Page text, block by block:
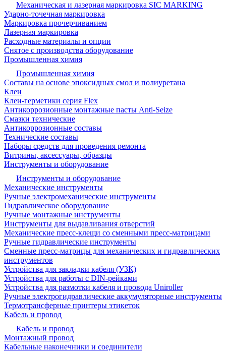
Механическая и лазерная маркировка SIC MARKING
Ударно-точечная маркировка
Маркировка прочерчиванием
Лазерная маркировка
Расходные материалы и опции
Снятое с производства оборудование
Промышленная химия
Промышленная химия
Составы на основе эпоксидных смол и полиуретана
Клеи
Клеи-герметики серия Flex
Антикоррозионные монтажные пасты Anti-Seize
Смазки технические
Антикоррозионные составы
Технические составы
Наборы средств для проведения ремонта
Витрины, аксессуары, образцы
Инструменты и оборудование
Инструменты и оборудование
Механические инструменты
Ручные электромеханические инструменты
Гидравлическое оборудование
Ручные монтажные инструменты
Инструменты для выдавливания отверстий
Механические пресс-клещи со сменными пресс-матрицами
Ручные гидравлические инструменты
Сменные пресс-матрицы для механических и гидравлических
инструментов
Устройства для закладки кабеля (УЗК)
Устройства для работы с DIN-рейками
Устройства для размотки кабеля и провода Uniroller
Ручные электрогидравлические аккумуляторные инструменты
Термотрансферные принтеры этикеток
Кабель и провод
Кабель и провод
Монтажный провод
Кабельные наконечники и соединители